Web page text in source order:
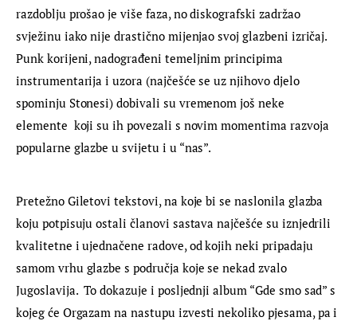
razdoblju prošao je više faza, no diskografski zadržao
svježinu iako nije drastično mijenjao svoj glazbeni izričaj.
Punk korijeni, nadograđeni temeljnim principima
instrumentarija i uzora (najčešće se uz njihovo djelo
spominju Stonesi) dobivali su vremenom još neke
elemente  koji su ih povezali s novim momentima razvoja
popularne glazbe u svijetu i u “nas”.
Pretežno Giletovi tekstovi, na koje bi se naslonila glazba
koju potpisuju ostali članovi sastava najčešće su iznjedrili
kvalitetne i ujednačene radove, od kojih neki pripadaju
samom vrhu glazbe s područja koje se nekad zvalo
Jugoslavija.  To dokazuje i posljednji album “Gde smo sad” s
kojeg će Orgazam na nastupu izvesti nekoliko pjesama, pa i